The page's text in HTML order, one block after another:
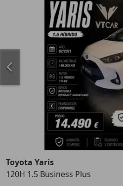
Anterior
Toyota Yaris
120H 1.5 Business Plus